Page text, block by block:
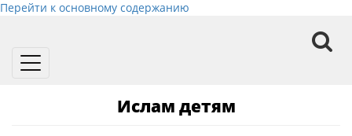
Перейти к основному содержанию
Toggle
Ислам детям